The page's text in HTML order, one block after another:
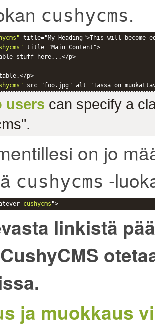
cushycms.
title="My Heading">This will become
title="Main Content">
stuff here...</p>
p>
users can specify a
on jo
cushycms -
cushycms ">
linkistä
ja muokkaus